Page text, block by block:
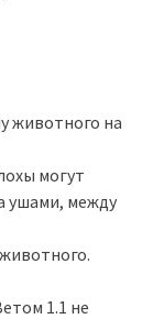
животного на
могут
ушами, между
1.1 не